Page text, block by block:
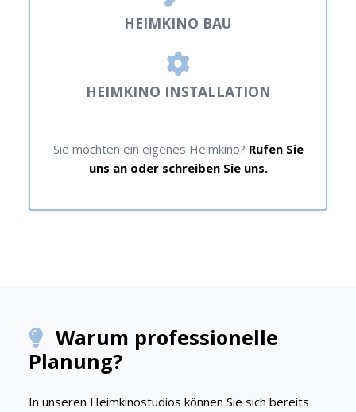
HEIMKINO BAU
HEIMKINO INSTALLATION
Sie möchten ein eigenes Heimkino? Rufen Sie
uns an oder schreiben Sie uns.
Warum professionelle
Planung?
In unseren Heimkinostudios können Sie sich bereits